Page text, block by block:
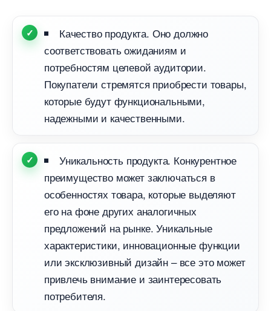
Качество продукта. Оно должно
соответствовать ожиданиям и
потребностям целевой аудитории.
Покупатели стремятся приобрести товары,
которые будут функциональными,
надежными и качественными.
Уникальность продукта. Конкурентное
преимущество может заключаться
особенностях товара, которые выделяют
его на фоне других аналогичных
предложений на рынке. Уникальные
характеристики, инновационные функции
или эксклюзивный дизайн – все это может
привлечь внимание и заинтересовать
потребителя.